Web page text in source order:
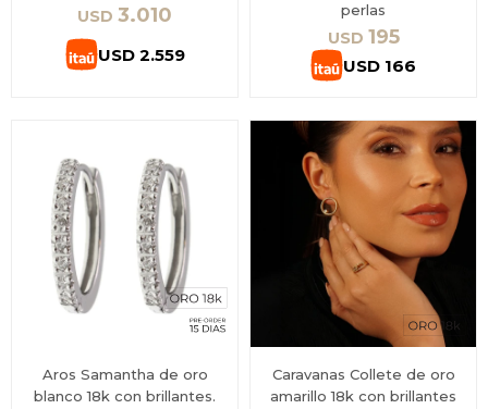
USD 3.010
USD 2.559
perlas
USD 195
USD 166
Aros Samantha de oro
blanco 18k con brillantes.
Caravanas Collete de oro
amarillo 18k con brillantes